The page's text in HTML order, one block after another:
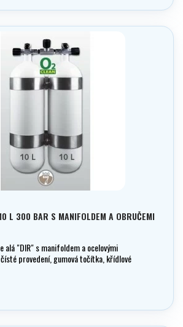
L 300 BAR S MANIFOLDEM A OBRUČEMI
alá "DIR" s manifoldem a ocelovými
provedení, gumová točítka, křídlové